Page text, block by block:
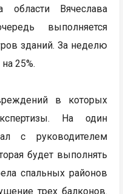
области Вячеслава
выполняется
зданий. За неделю
25%.
в которых
На один
с руководителем
будет выполнять
спальных районов
трех балконов.